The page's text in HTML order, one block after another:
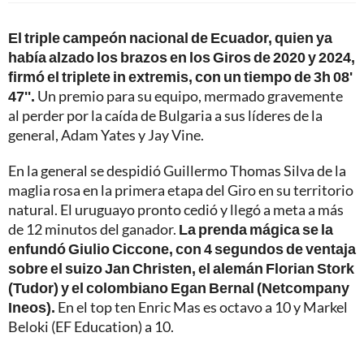
El triple campeón nacional de Ecuador, quien ya
había alzado los brazos en los Giros de 2020 y 2024,
firmó el triplete in extremis, con un tiempo de 3h 08'
47''. Un premio para su equipo, mermado gravemente
al perder por la caída de Bulgaria a sus líderes de la
general, Adam Yates y Jay Vine.
En la general se despidió Guillermo Thomas Silva de la
maglia rosa en la primera etapa del Giro en su territorio
natural. El uruguayo pronto cedió y llegó a meta a más
de 12 minutos del ganador. La prenda mágica se la
enfundó Giulio Ciccone, con 4 segundos de ventaja
sobre el suizo Jan Christen, el alemán Florian Stork
(Tudor) y el colombiano Egan Bernal (Netcompany
Ineos). En el top ten Enric Mas es octavo a 10 y Markel
Beloki (EF Education) a 10.